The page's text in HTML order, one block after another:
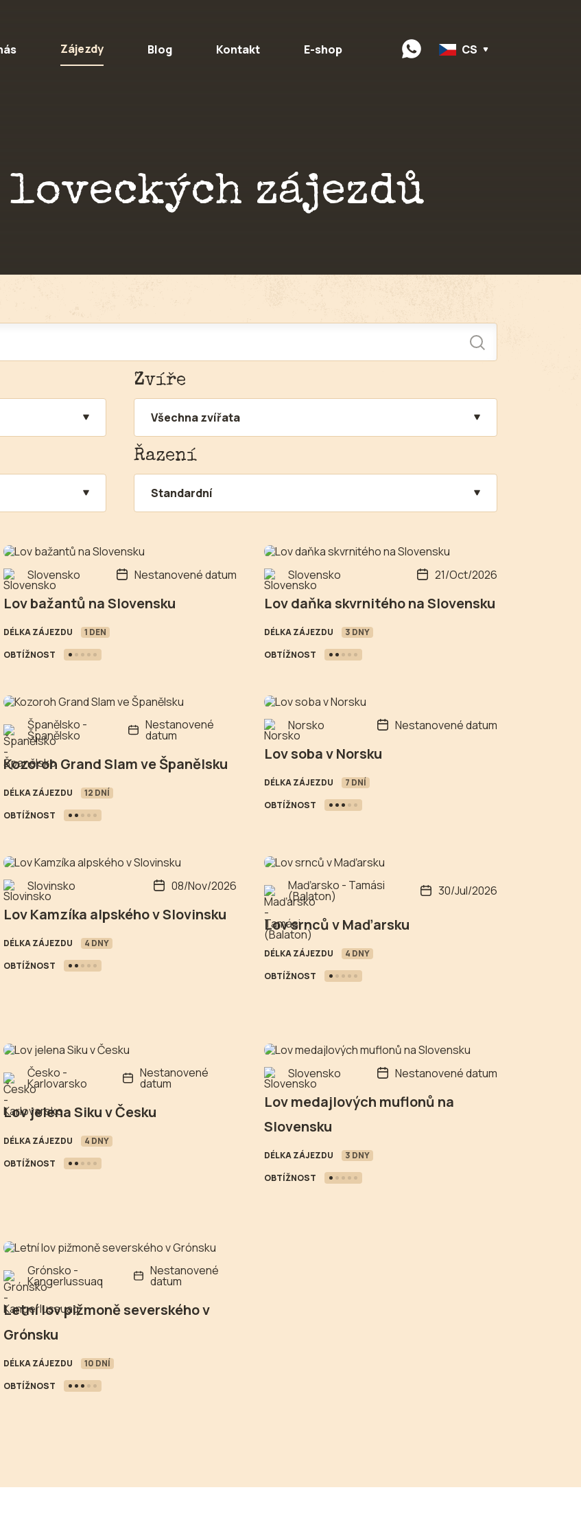
Zájezdy Blog Kontakt E-shop CS
loveckých zájezdů
Zvíře
Všechna zvířata
Řazení
Standardní
Slovensko Nestanovené datum
Lov bažantů na Slovensku
DÉLKA ZÁJEZDU
1 DEN
OBTÍŽNOST
Slovensko 21/Oct/2026
Lov daňka skvrnitého na Slovensku
DÉLKA ZÁJEZDU
3 DNY
OBTÍŽNOST
Španělsko -
Španělsko
Nestanovené
datum
Kozoroh Grand Slam ve Španělsku
DÉLKA ZÁJEZDU
12 DNÍ
OBTÍŽNOST
Norsko Nestanovené datum
Lov soba v Norsku
DÉLKA ZÁJEZDU
7 DNÍ
OBTÍŽNOST
Slovinsko 08/Nov/2026
Lov Kamzíka alpského v Slovinsku
DÉLKA ZÁJEZDU
4 DNY
OBTÍŽNOST
Maďarsko - Tamási
(Balaton) 30/Jul/2026
Lov srnců v Maďarsku
DÉLKA ZÁJEZDU
4 DNY
OBTÍŽNOST
Česko -
Karlovarsko
Nestanovené
datum
Lov jelena Siku v Česku
DÉLKA ZÁJEZDU
4 DNY
OBTÍŽNOST
Slovensko Nestanovené datum
Lov medajlových muflonů na
Slovensku
DÉLKA ZÁJEZDU
3 DNY
OBTÍŽNOST
Grónsko -
Kangerlussuaq
Nestanovené
datum
Letní lov pižmoně severského v
Grónsku
DÉLKA ZÁJEZDU
10 DNÍ
OBTÍŽNOST